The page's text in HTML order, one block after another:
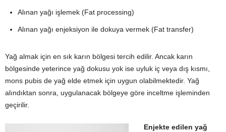
Alınan yağı işlemek (Fat processing)
Alınan yağı enjeksiyon ile dokuya vermek (Fat transfer)
Yağ almak için en sık karın bölgesi tercih edilir. Ancak karın
bölgesinde yeterince yağ dokusu yok ise uyluk iç veya dış kısmı,
mons pubis de yağ elde etmek için uygun olabilmektedir. Yağ
alındıktan sonra, uygulanacak bölgeye göre inceltme işleminden
geçirilir.
Enjekte edilen yağ